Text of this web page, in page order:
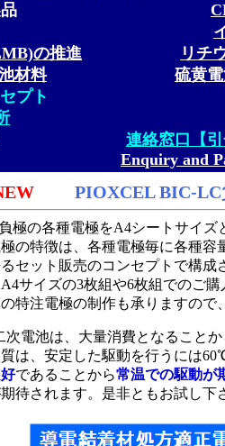
販促製品
の推進
リチ
材料
硫黄
プト
連絡窓口【
Enquiry and
PIOXCEL BIC-
極の各種電極をA4シートサイ
の特徴は、各種電極毎に各種
セット販売のコンセプトで構
サイズの3枚組や6枚組でのご購
特注電極の制作も承りますので
次電池は、大量消費となること
は、安定した駆動を行うには
であることから常温での駆動が
待されます。是非ともお試し下